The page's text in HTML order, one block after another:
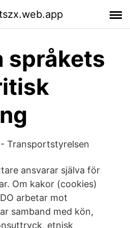
språkets
Transportstyrelsen
ansvarar själva för
Om kakor (cookies)
arbetar mot
samband med kön,
etnisk